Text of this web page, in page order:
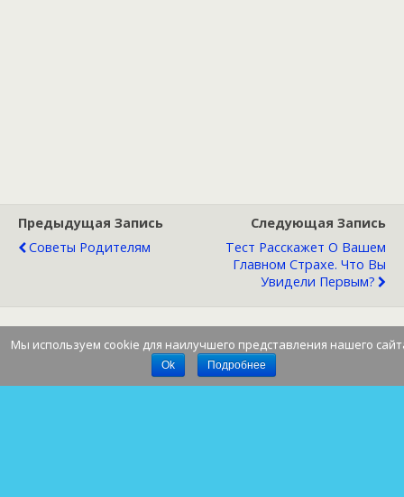
Предыдущая Запись
Советы Родителям
Следующая Запись
Тест Расскажет О Вашем
Главном Страхе. Что Вы
Увидели Первым?
Мы используем cookie для наилучшего представления нашего
Ok Подробнее
Наверх